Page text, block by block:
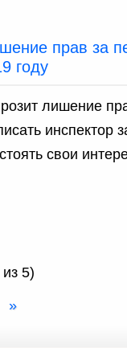
прав за
году
лишение
инспектор
свои
из 5)
»